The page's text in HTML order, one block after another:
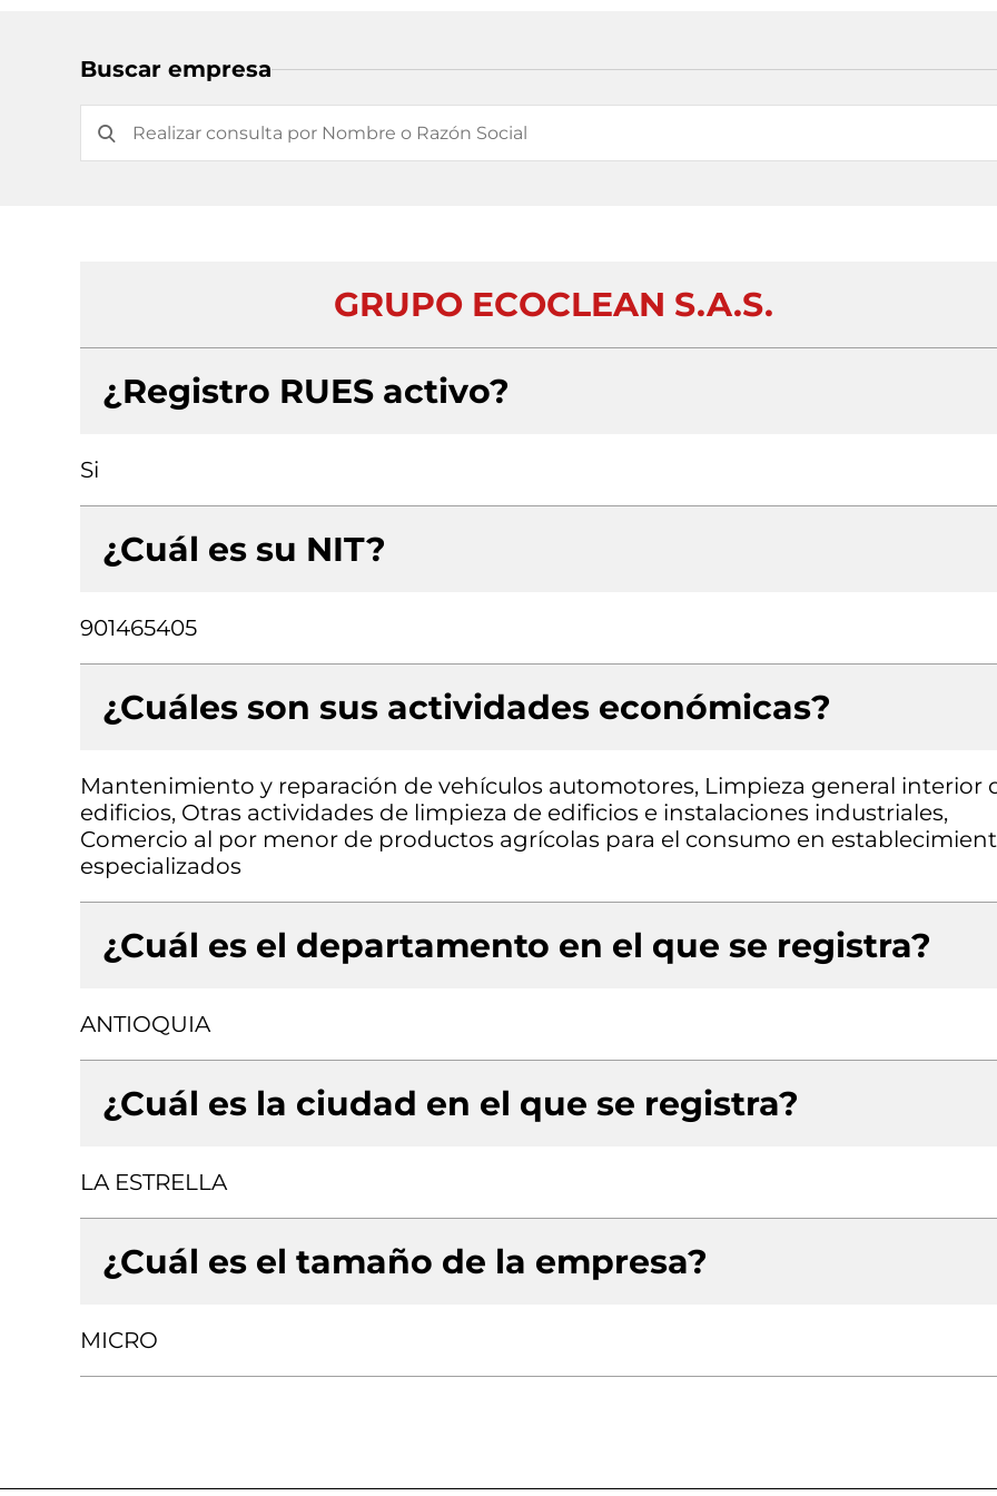
Buscar empresa
GRUPO ECOCLEAN S.A.S.
¿Registro RUES activo?
Si
¿Cuál es su NIT?
901465405
¿Cuáles son sus actividades económicas?
Mantenimiento y reparación de vehículos automotores, Limpieza general interior
edificios, Otras actividades de limpieza de edificios e instalaciones industriales,
Comercio al por menor de productos agrícolas para el consumo en
especializados
¿Cuál es el departamento en el que se registra?
ANTIOQUIA
¿Cuál es la ciudad en el que se registra?
LA ESTRELLA
¿Cuál es el tamaño de la empresa?
MICRO